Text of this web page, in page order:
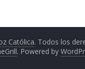
Católica. Todos los
. Powered by